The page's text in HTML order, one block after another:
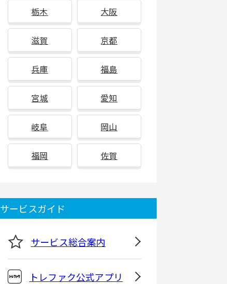
栃木 大阪
滋賀 京都
兵庫 福島
宮城 愛知
岐阜 岡山
福岡 佐賀
サービスガイド
サービス総合案内
トレファク公式アプリ